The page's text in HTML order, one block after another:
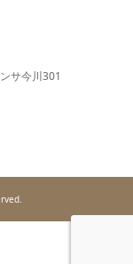
サ今川301